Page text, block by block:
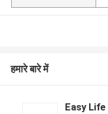
हमारे बारे में
Easy Life